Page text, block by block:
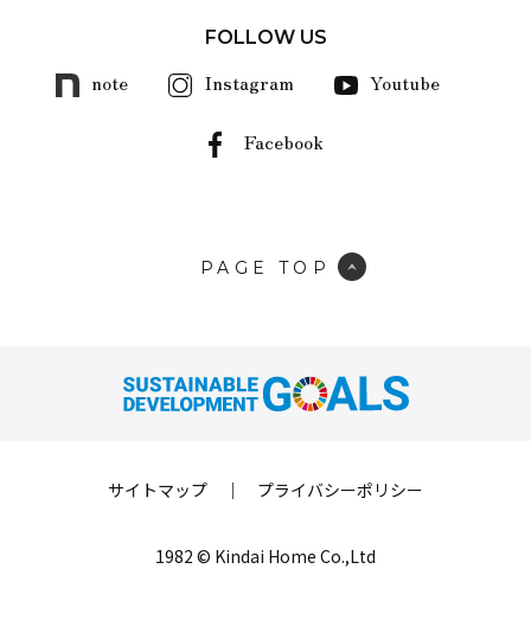
FOLLOW US
note Instagram Youtube
Facebook
PAGE TOP
サイトマップ ｜ プライバシーポリシー
1982 © Kindai Home Co.,Ltd